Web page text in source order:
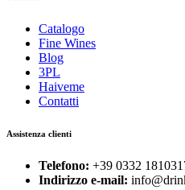
Catalogo
Fine Wines
Blog
3PL
Haiveme
Contatti
Assistenza clienti
Telefono: +39 0332
Indirizzo e-mail: